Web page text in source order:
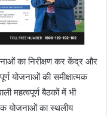
का निरीक्षण कर केंद्र और
योजनाओं की समीक्षात्मक
महत्वपूर्ण बैठकों में भी
योजनाओं का स्थलीय